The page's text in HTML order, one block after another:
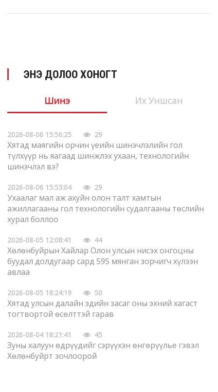
ЭНЭ ДОЛОО ХОНОГТ
Шинэ Их Уншсан
2026-08-06 15:56:25 29
Хятад маягийн орчин үеийн шинэчлэлийн гол
түлхүүр нь яагаад шинжлэх ухаан, технологийн
шинэчлэл вэ?
2026-08-06 15:53:04 29
Ухаалаг мал аж ахуйн олон талт хамтын
ажиллагааны гол технологийн судалгааны төслийн
хурал боллоо
2026-08-05 12:08:41 44
Хөлөнбуйрын Хайлар Олон улсын нисэх онгоцны
буудал долдугаар сард 595 мянган зорчигч хүлээн
авлаа
2026-08-05 18:24:19 50
Хятад улсын далайн эдийн засаг оны эхний хагаст
тогтвортой өсөлттэй гарав
2026-08-04 18:21:41 45
Зуны халуун өдрүүдийг сэрүүхэн өнгөрүүлье гэвэл
Хөлөнбуйрт зочлоорой